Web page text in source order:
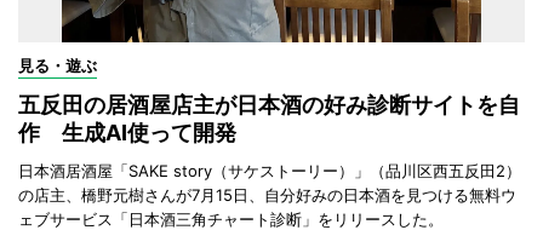
見る・遊ぶ
五反田の居酒屋店主が日本酒の好み診断サイトを自
作 生成AI使って開発
日本酒居酒屋「SAKE story（サケストーリー）」（品川区西五反田2）
の店主、橋野元樹さんが7月15日、自分好みの日本酒を見つける無料ウ
ェブサービス「日本酒三角チャート診断」をリリースした。